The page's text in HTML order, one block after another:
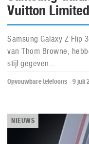
Vuitton
Samsung Galaxy Z Flip
van Thom Browne,
stijl gegeven...
Opvouwbare telefoons - 9 juli
NIEUWS